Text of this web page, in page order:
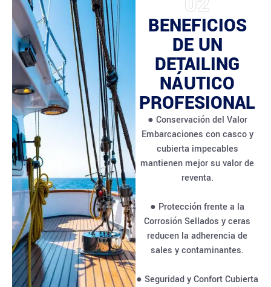
BENEFICIOS
DE UN
DETAILING
NÁUTICO
PROFESIONAL
● Conservación del Valor
Embarcaciones con casco y
cubierta impecables
mantienen mejor su valor de
reventa.
● Protección frente a la
Corrosión Sellados y ceras
reducen la adherencia de
sales y contaminantes.
● Seguridad y Confort Cubierta